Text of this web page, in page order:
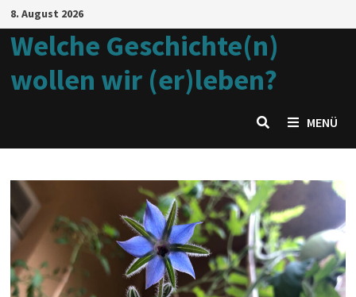
8. August 2026
Welche Geschichte(n)
wollen wir (er)leben?
MENÜ